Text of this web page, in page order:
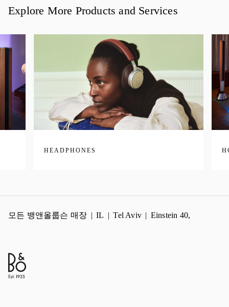
Explore More Products and Services
HEADPHONES
모든 뱅앤올룹슨 매장 IL Tel Aviv Einstein 40,